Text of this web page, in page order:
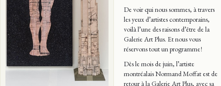
De voir qui nous sommes, à travers
les yeux d’artistes contemporains,
voilà l’une des raisons d’être de la
Galerie Art Plus. Et nous vous
réservons tout un programme !
Dès le mois de juin, l’artiste
montréalais Normand Moffat est de
retour à la Galerie Art Plus, avec sa